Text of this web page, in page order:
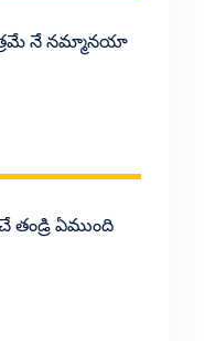
నే నమ్మానయా
తండ్రి ఏముంది